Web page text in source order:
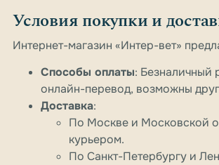
Условия покупки и
Интернет-магазин «Интер-вет»
Способы оплаты: Безналичный
онлайн-перевод, возможны
Доставка:
По Москве и Московской
курьером.
По Санкт-Петербургу и